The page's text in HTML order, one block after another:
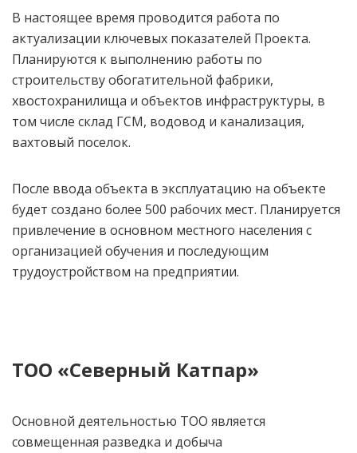
В настоящее время проводится работа по
актуализации ключевых показателей Проекта.
Планируются к выполнению работы по
строительству обогатительной фабрики,
хвостохранилища и объектов инфраструктуры, в
том числе склад ГСМ, водовод и канализация,
вахтовый поселок.
После ввода объекта в эксплуатацию на объекте
будет создано более 500 рабочих мест. Планируется
привлечение в основном местного населения с
организацией обучения и последующим
трудоустройством на предприятии.
ТОО «Северный Катпар»
Основной деятельностью ТОО является
совмещенная разведка и добыча